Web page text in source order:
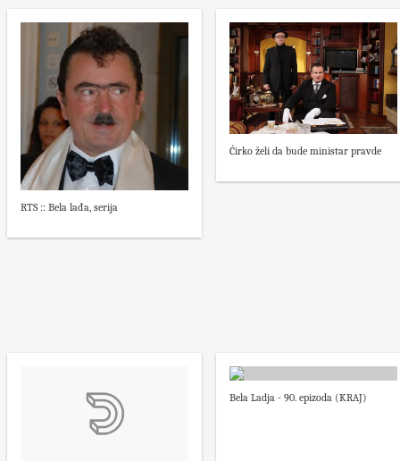
RTS :: Bela lađa, serija
Ćirko želi da bude ministar pravde
Bela Ladja - 90. epizoda (KRAJ)